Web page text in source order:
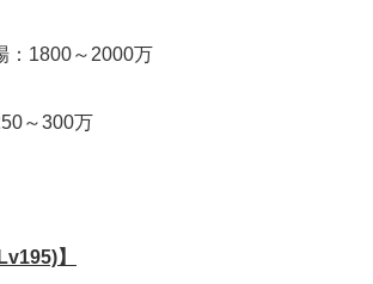
1800～2000万
～300万
】